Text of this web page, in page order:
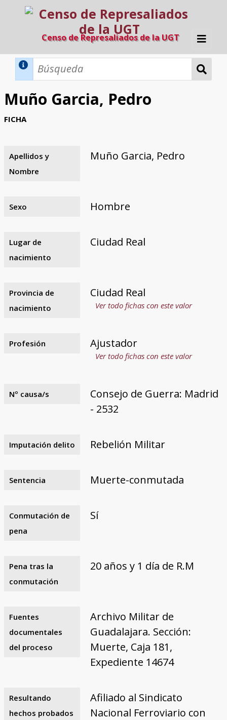
Censo de Represaliados de la UGT
Inicio
Búsqueda Dinámica
Búsqueda Avanzada
Razones y objetivos
El equipo
Colaboradores
Fuentes documentales
Muño Garcia, Pedro
FICHA
Apellidos y
Nombre
Muño Garcia, Pedro
Sexo Hombre
Lugar de
nacimiento
Ciudad Real
Provincia de
nacimiento
Ciudad Real
Ver todo fichas con este valor
Profesión Ajustador
Ver todo fichas con este valor
Nº causa/s
Consejo de Guerra: Madrid
- 2532
Imputación delito Rebelión Militar
Sentencia Muerte-conmutada
Conmutación de
pena
Sí
Pena tras la
conmutación
20 años y 1 día de R.M
Fuentes
documentales
del proceso
Archivo Militar de
Guadalajara. Sección:
Muerte, Caja 181,
Expediente 14674
Resultando
hechos probados
Afiliado al Sindicato
Nacional Ferroviario con